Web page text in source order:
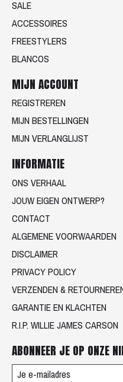
SALE
ACCESSOIRES
FREESTYLERS
BLANCOS
MIJN ACCOUNT
REGISTREREN
MIJN BESTELLINGEN
MIJN VERLANGLIJST
INFORMATIE
ONS VERHAAL
JOUW EIGEN ONTWERP?
CONTACT
ALGEMENE VOORWAARDEN
DISCLAIMER
PRIVACY POLICY
VERZENDEN &
GARANTIE EN KLACHTEN
R.I.P. WILLIE JAMES CARSON
ABONNEER JE OP ONZE